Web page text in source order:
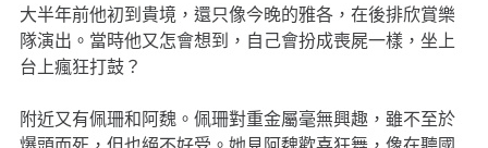
大半年前他初到貴境，還只像今晚的雅各，在後排欣賞樂
隊演出。當時他又怎會想到，自己會扮成喪屍一樣，坐上
台上瘋狂打鼓？
附近又有佩珊和阿魏。佩珊對重金屬毫無興趣，雖不至於